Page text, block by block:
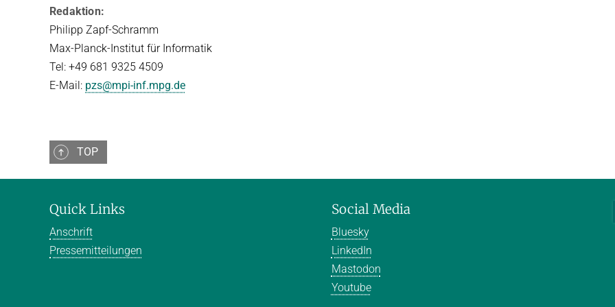
Redaktion:
Philipp Zapf-Schramm
Max-Planck-Institut für Informatik
Tel: +49 681 9325 4509
E-Mail: pzs@mpi-inf.mpg.de
TOP
Quick Links
Anschrift
Pressemitteilungen
Social Media
Bluesky
LinkedIn
Mastodon
Youtube